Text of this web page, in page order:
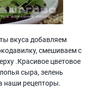
вкуса добавляем
смешиваем с
.Красивое цветовое
сыра, зелень
наши рецепторы.